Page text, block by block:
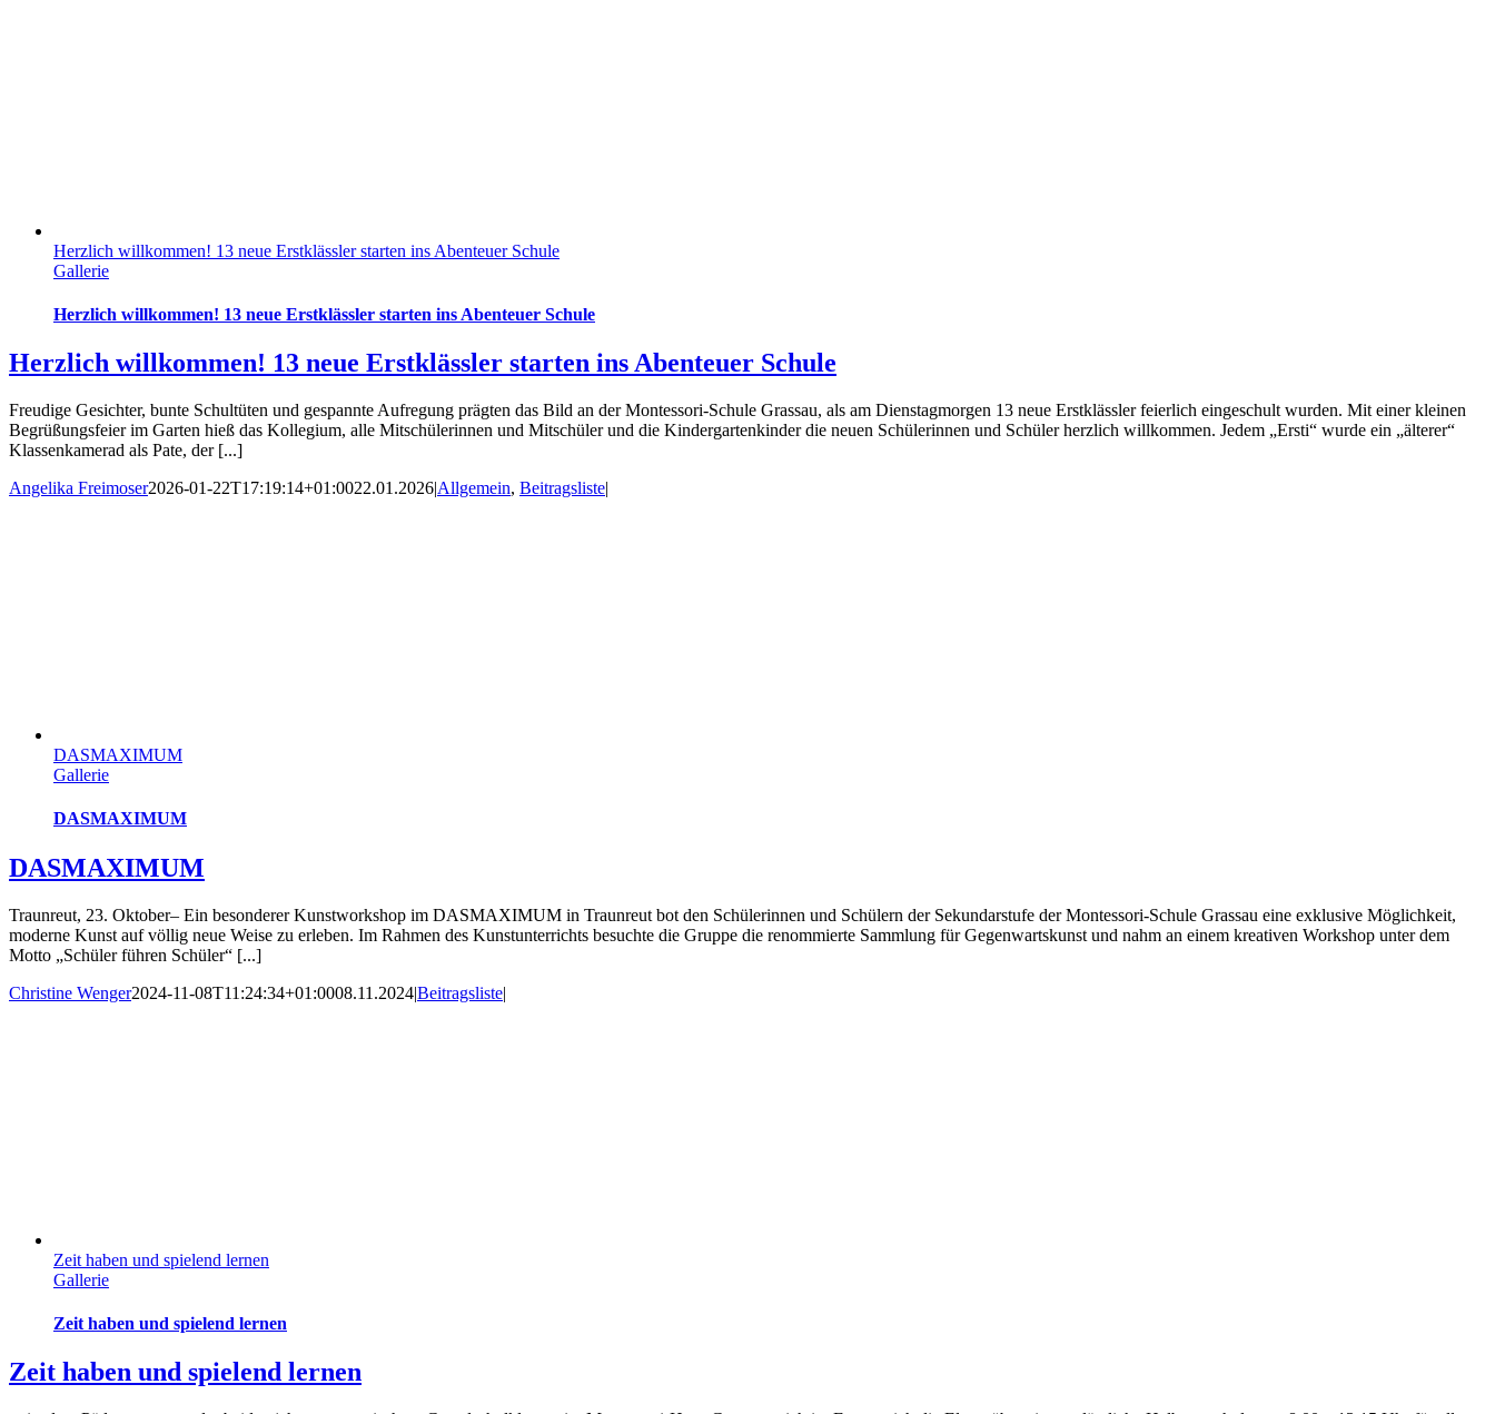
Herzlich willkommen! 13 neue Erstklässler starten ins Abenteuer Schule
Gallerie
Herzlich willkommen! 13 neue Erstklässler starten ins Abenteuer Schule
Herzlich willkommen! 13 neue Erstklässler starten ins Abenteuer Schule
Freudige Gesichter, bunte Schultüten und gespannte Aufregung prägten das Bild an der Montessori-Schule Grassau, als am Dienstagmorgen 13 neue Erstklässler feierlich eingeschult wurden. Mit einer kleinen
Begrüßungsfeier im Garten hieß das Kollegium, alle Mitschülerinnen und Mitschüler und die Kindergartenkinder die neuen Schülerinnen und Schüler herzlich willkommen. Jedem „Ersti“ wurde ein „älterer“
Klassenkamerad als Pate, der [...]
Angelika Freimoser2026-01-22T17:19:14+01:0022.01.2026|Allgemein, Beitragsliste|
DASMAXIMUM
Gallerie
DASMAXIMUM
DASMAXIMUM
Traunreut, 23. Oktober– Ein besonderer Kunstworkshop im DASMAXIMUM in Traunreut bot den Schülerinnen und Schülern der Sekundarstufe der Montessori-Schule Grassau eine exklusive Möglichkeit,
moderne Kunst auf völlig neue Weise zu erleben. Im Rahmen des Kunstunterrichts besuchte die Gruppe die renommierte Sammlung für Gegenwartskunst und nahm an einem kreativen Workshop unter dem
Motto „Schüler führen Schüler“ [...]
Christine Wenger2024-11-08T11:24:34+01:0008.11.2024|Beitragsliste|
Zeit haben und spielend lernen
Gallerie
Zeit haben und spielend lernen
Zeit haben und spielend lernen